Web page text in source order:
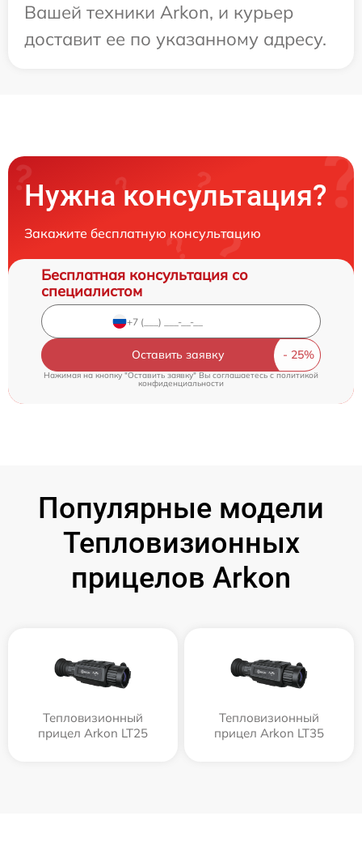
Вашей техники Arkon, и курьер
доставит ее по указанному адресу.
Нужна консультация?
Закажите бесплатную консультацию
Бесплатная консультация со
специалистом
Оставить заявку
Нажимая на кнопку "Оставить заявку" Вы соглашаетесь c политикой
конфиденциальности
Популярные модели
Тепловизионных
прицелов Arkon
Тепловизионный
прицел Arkon LT25
Тепловизионный
прицел Arkon LT35